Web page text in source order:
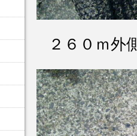
２６０ｍ